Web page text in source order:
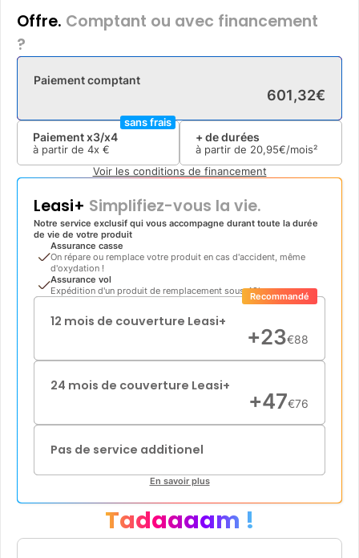
Offre. Comptant ou avec financement
?
Paiement comptant
601,32€
Paiement x3/x4
à partir de 4x €
sans frais
+ de durées
à partir de 20,95€/mois²
Voir les conditions de financement
Leasi+ Simplifiez-vous la vie.
Notre service exclusif qui vous accompagne durant toute la durée
de vie de votre produit
Assurance casse
On répare ou remplace votre produit en cas d'accident, même
d'oxydation !
Assurance vol
Expédition d'un produit de remplacement sous 48h
12 mois de couverture Leasi+
+23€88
Recommandé
24 mois de couverture Leasi+
+47€76
Pas de service additionel
En savoir plus
Tadaaaam !